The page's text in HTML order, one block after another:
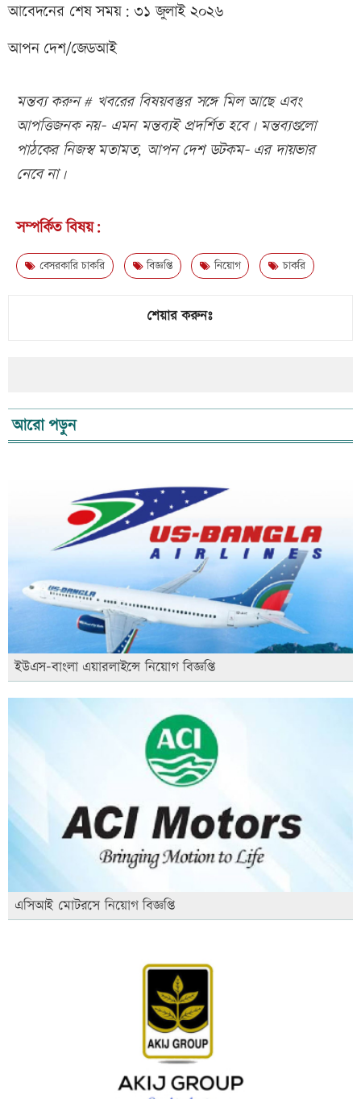
আবেদনের শেষ সময়: ৩১ জুলাই ২০২৬
আপন দেশ/জেডআই
মন্তব্য করুন # খবরের বিষয়বস্তুর সঙ্গে মিল আছে এবং
আপত্তিজনক নয়- এমন মন্তব্যই প্রদর্শিত হবে। মন্তব্যগুলো
পাঠকের নিজস্ব মতামত, আপন দেশ ডটকম- এর দায়ভার
নেবে না।
সম্পর্কিত বিষয়:
বেসরকারি চাকরি বিজ্ঞপ্তি নিয়োগ চাকরি
শেয়ার করুনঃ
আরো পড়ুন
ইউএস-বাংলা এয়ারলাইন্সে নিয়োগ বিজ্ঞপ্তি
এসিআই মোটরসে নিয়োগ বিজ্ঞপ্তি